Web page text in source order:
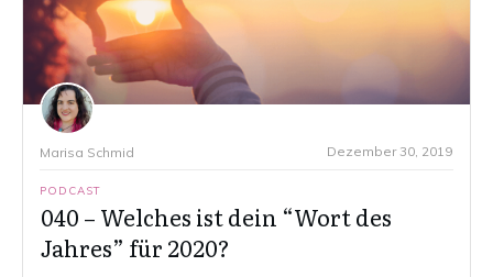
Marisa Schmid Dezember 30, 2019
PODCAST
040 – Welches ist dein “Wort des
Jahres” für 2020?